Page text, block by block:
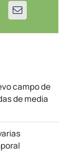
campo de
de media